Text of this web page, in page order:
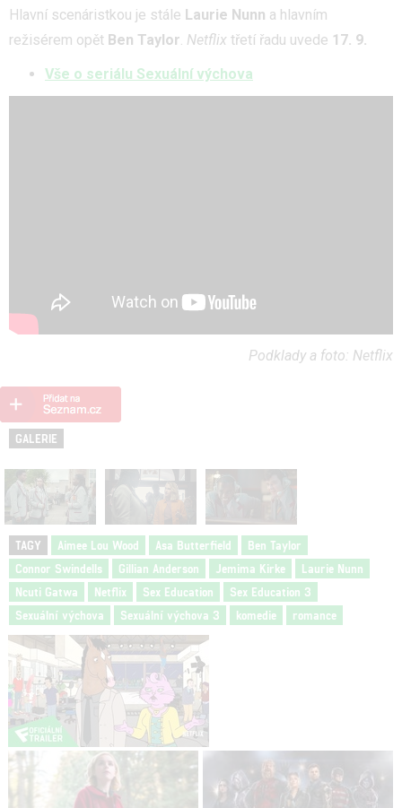
Hlavní scenáristkou je stále Laurie Nunn a hlavním
režisérem opět Ben Taylor. Netflix třetí řadu uvede 17. 9.
Vše o seriálu Sexuální výchova
Podklady a foto: Netflix
GALERIE
TAGY Aimee Lou Wood Asa Butterfield
Ben Taylor
Connor Swindells
Gillian Anderson Jemima Kirke
Laurie Nunn
Ncuti Gatwa
Netflix Sex Education
Sex Education 3
Sexuální výchova
Sexuální výchova 3 komedie romance